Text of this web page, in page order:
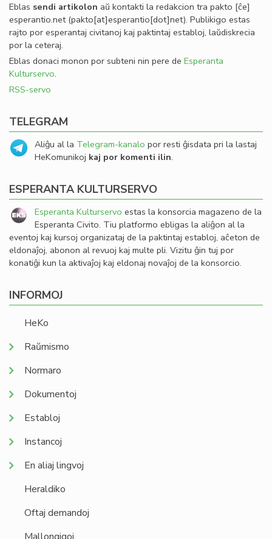
Eblas sendi artikolon aŭ kontakti la redakcion tra pakto [ĉe]
esperantio.net(pakto[at]esperantio[dot]net). Publikigo estas
rajto por esperantaj civitanoj kaj paktintaj establoj, laŭdiskrecia
por la ceteraj.
Eblas donaci monon por subteni nin pere de Esperanta
Kulturservo.
RSS-servo
TELEGRAM
Aliĝu al la Telegram-kanalo por resti ĝisdata pri la lastaj
HeKomunikoj kaj por komenti ilin.
ESPERANTA KULTURSERVO
Esperanta Kulturservo estas la konsorcia magazeno de la
Esperanta Civito. Tiu platformo ebligas la aliĝon al la
eventoj kaj kursoj organizataj de la paktintaj establoj, aĉeton de
eldonaĵoj, abonon al revuoj kaj multe pli. Vizitu ĝin tuj por
konatiĝi kun la aktivaĵoj kaj eldonaj novaĵoj de la konsorcio.
INFORMOJ
HeKo
Raŭmismo
Normaro
Dokumentoj
Establoj
Instancoj
En aliaj lingvoj
Heraldiko
Oftaj demandoj